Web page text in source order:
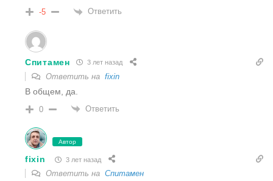
-5 Ответить
Спитамен 3 лет назад
Ответить на fixin
В общем, да.
0 Ответить
Автор
fixin 3 лет назад
Ответить на Спитамен